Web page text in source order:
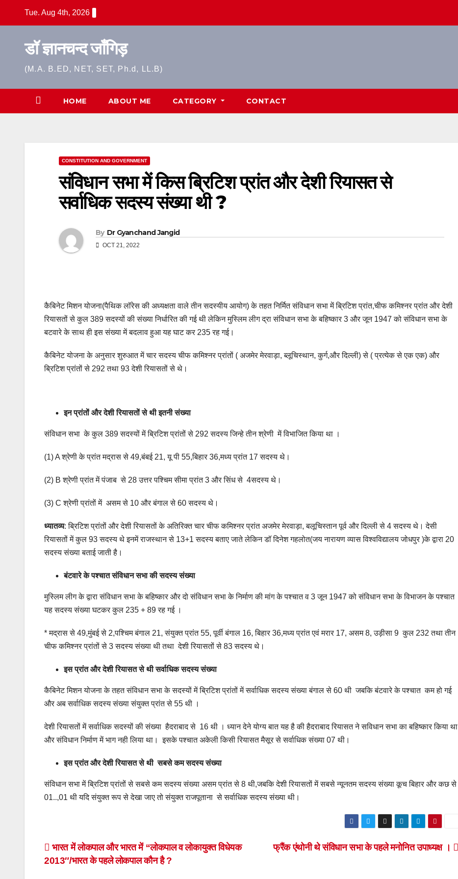
Tue. Aug 4th, 2026
डॉ ज्ञानचन्द जाँगिड़
(M.A. B.ED, NET, SET, Ph.d, LL.B)
HOME ABOUT ME CATEGORY CONTACT
CONSTITUTION AND GOVERNMENT
संविधान सभा में किस ब्रिटिश प्रांत और देशी रियासत से
सर्वाधिक सदस्य संख्या थी ?
By Dr Gyanchand Jangid
OCT 21, 2022
कैबिनेट मिशन योजना(पैथिक लॉरेस की अध्यक्षता वाले तीन सदस्यीय आयोग) के तहत निर्मित संविधान सभा में ब्रिटिश प्रांत,चीफ कमिश्नर प्रांत और देशी
रियासतों से कुल 389 सदस्यों की संख्या निर्धारित की गई थी लेकिन मुस्लिम लीग द्रा संविधान सभा के बहिष्कार 3 और जून 1947 को संविधान सभा के
बटवारे के साथ ही इस संख्या में बदलाव हुआ यह घाट कर 235 रह गई।
कैबिनेट योजना के अनुसार शुरुआत में चार सदस्य चीफ कमिश्नर प्रांतों ( अजमेर मेरवाड़ा, ब्लूचिस्थान, कुर्ग,और दिल्ली) से ( प्रत्येक से एक एक) और
ब्रिटिश प्रांतों से 292 तथा 93 देशी रियासतों से थे।
इन प्रांतों और देशी रियासतों से थी इतनी संख्या
संविधान सभा के कुल 389 सदस्यों में ब्रिटिश प्रांतों से 292 सदस्य जिन्हे तीन श्रेणी में विभाजित किया था ।
(1) A श्रेणी के प्रांत मद्रास से 49,बंबई 21, यू पी 55,बिहार 36,मध्य प्रांत 17 सदस्य थे।
(2) B श्रेणी प्रांत में पंजाब से 28 उत्तर पश्चिम सीमा प्रांत 3 और सिंध से 4सदस्य थे।
(3) C श्रेणी प्रांतों में असम से 10 और बंगाल से 60 सदस्य थे।
ध्यातव्य: ब्रिटिश प्रांतों और देशी रियासतों के अतिरिक्त चार चीफ कमिश्नर प्रांत अजमेर मेरवाड़ा, बलूचिस्तान पूर्व और दिल्ली से 4 सदस्य थे। देसी
रियासतों में कुल 93 सदस्य थे इनमें राजस्थान से 13+1 सदस्य बताए जाते लेकिन डॉ दिनेश गहलोत(जय नारायण व्यास विश्वविद्यालय जोधपुर )के द्वारा 20
सदस्य संख्या बताई जाती है।
बंटवारे के पश्चात संविधान सभा की सदस्य संख्या
मुस्लिम लीग के द्वारा संविधान सभा के बहिष्कार और दो संविधान सभा के निर्माण की मांग के पश्चात व 3 जून 1947 को संविधान सभा के विभाजन के पश्चात
यह सदस्य संख्या घटकर कुल 235 + 89 रह गई ।
* मद्रास से 49,मुंबई से 2,पश्चिम बंगाल 21, संयुक्त प्रांत 55, पूर्वी बंगाल 16, बिहार 36,मध्य प्रांत एवं मरार 17, असम 8, उड़ीसा 9 कुल 232 तथा तीन
चीफ कमिश्नर प्रांतों से 3 सदस्य संख्या थी तथा देशी रियासतों से 83 सदस्य थे।
इस प्रांत और देशी रियासत से थी सर्वाधिक सदस्य संख्या
कैबिनेट मिशन योजना के तहत संविधान सभा के सदस्यों में ब्रिटिश प्रांतों में सर्वाधिक सदस्य संख्या बंगाल से 60 थी जबकि बंटवारे के पश्चात कम हो गई
और अब सर्वाधिक सदस्य संख्या संयुक्त प्रांत से 55 थी ।
देशी रियासतों में सर्वाधिक सदस्यों की संख्या हैदराबाद से 16 थी । ध्यान देने योग्य बात यह है की हैदराबाद रियासत ने सविधान सभा का बहिष्कार किया था
और संविधान निर्माण में भाग नही लिया था। इसके पश्चात अकेली किसी रियासत मैसूर से सर्वाधिक संख्या 07 थी।
इस प्रांत और देशी रियासत से थी सबसे कम सदस्य संख्या
संविधान सभा में ब्रिटिश प्रांतों से सबसे कम सदस्य संख्या असम प्रांत से 8 थी,जबकि देशी रियासतों में सबसे न्यूनतम सदस्य संख्या कूच बिहार और कछ से
01..,01 थी यदि संयुक्त रूप से देखा जाए तो संयुक्त राजपूताना से सर्वाधिक सदस्य संख्या थी।
Post
navigation
फ्रैंक एंथोनी थे संविधान सभा के पहले मनोनित उपाध्यक्ष ।
भारत में लोकपाल और भारत में “लोकपाल व लोकायुक्त विधेयक
2013″/भारत के पहले लोकपाल कौन है ?